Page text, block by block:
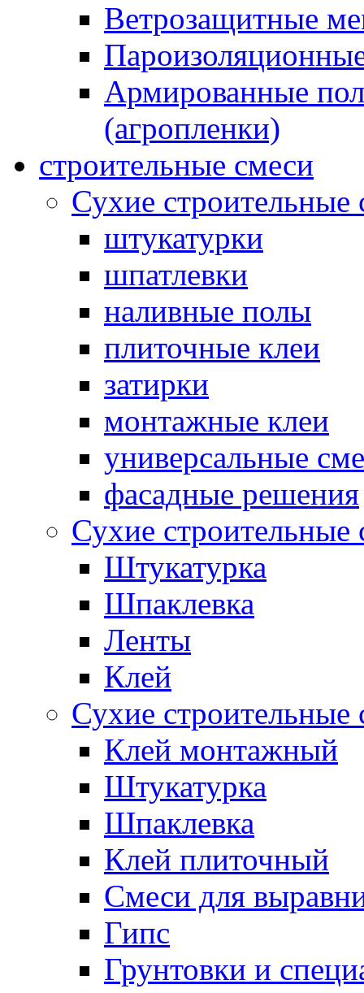
Ветрозащитные
Армированные
(агропленки)
строительные смеси
Сухие строительные
штукатурки
шпатлевки
наливные полы
плиточные клеи
затирки
монтажные клеи
универсальные
фасадные решения
Сухие
Штукатурка
Шпаклевка
Ленты
Клей
Сухие
Клей монтажный
Штукатурка
Шпаклевка
Клей плиточный
Смеси для
Гипс
Грунтовки и